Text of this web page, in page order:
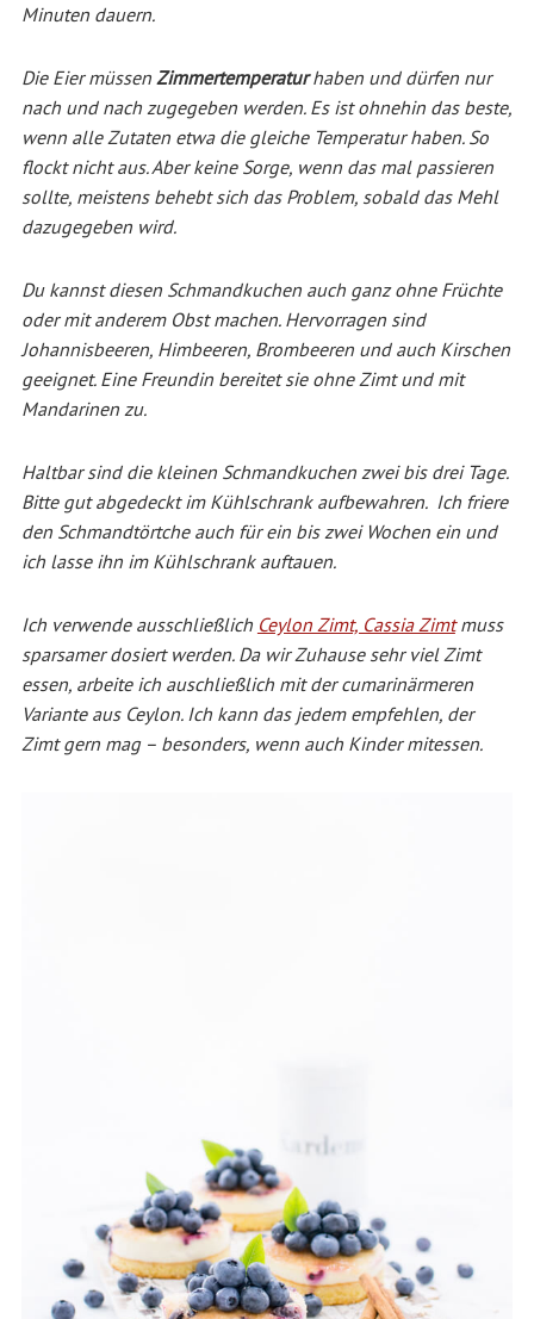
Minuten dauern.
Die Eier müssen Zimmertemperaturhaben und dürfen nur
nach und nach zugegeben werden. Es ist ohnehin das beste,
wenn alle Zutaten etwa die gleiche Temperatur haben. So
flockt nicht aus. Aber keine Sorge, wenn das mal passieren
sollte, meistens behebt sich das Problem, sobald das Mehl
dazugegeben wird.
Du kannst diesen Schmandkuchen auch ganz ohne Früchte
oder mit anderem Obst machen. Hervorragen sind
Johannisbeeren, Himbeeren, Brombeeren und auch Kirschen
geeignet. Eine Freundin bereitet sie ohne Zimt und mit
Mandarinen zu.
Haltbar sind die kleinen Schmandkuchen zwei bis drei Tage.
Bitte gut abgedeckt im Kühlschrank aufbewahren. Ich friere
den Schmandtörtche auch für ein bis zwei Wochen ein und
ich lasse ihn im Kühlschrank auftauen.
Ich verwende ausschließlich Ceylon Zimt, Cassia Zimtmuss
sparsamer dosiert werden. Da wir Zuhause sehr viel Zimt
essen, arbeite ich auschließlich mit der cumarinärmeren
Variante aus Ceylon. Ich kann das jedem empfehlen, der
Zimt gern mag – besonders, wenn auch Kinder mitessen.